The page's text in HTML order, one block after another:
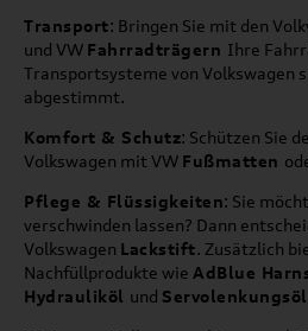
Transport: Bringen Sie mit den
und VW Fahrradträgern Ihre
Transportsysteme von Volkswagen
abgestimmt.
Komfort & Schutz: Schützen Sie
Volkswagen mit VW Fußmatten
Pflege & Flüssigkeiten: Sie
verschwinden lassen? Dann
Volkswagen Lackstift. Zusätzlich
Nachfüllprodukte wie AdBlue
Hydrauliköl und Servolenkungsöl